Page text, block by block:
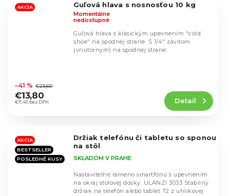
hviezdičiek.
AKCIA Guľová hlava s nosnosťou 10 kg
hodnotenie
produktu
je
hviezdičiek.
Momentálne
nedostupné
€11,40 bez DPH
–41 % €23,60
€13,80 Detail
Guľová hlava s klasickým upevnením "cold
shoe" na spodnej strane. S 1/4" závitom
(vnútorným) na spodnej strane.
AKCIA
BESTSELLER
POSLEDNÉ KUSY
Držiak telefónu či tabletu so sponou
na stôl
SKLADOM V PRAHE
Nastaviteľné rameno smartfónu s upevnením
na okraj stolovej dosky. ULANZI 3033 Stabilný
držiak na telefón alebo tablet T2 z uhlíkovej